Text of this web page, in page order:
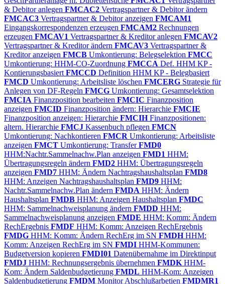
& Debitor anlegen FMCAC2 Vertragspartner & Debitor ändern
FMCAC3 Vertragspartner & Debitor anzeigen FMCAM1
Eingangskorrespondenzen erzeugen FMCAM2 Rechnungen
erzeugen FMCAV1 Vertragspartner & Kreditor anlegen FMCAV2
Vertragspartner & Kreditor ändern FMCAV3 Vertragspartner &
Kreditor anzeigen FMCB Umkontierung: Belegselektion FMCC
Umkontierung: HHM-CO-Zuordnung FMCCA Def. HHM KP -
Kontierungsbasiert FMCCD Definition HHM KP - Belegbasiert
FMCD Umkontierung: Arbeitsliste löschen FMCERG Strategie für
Anlegen von DF-Regeln FMCG Umkontierung: Gesamtselektion
FMCIA Finanzposition bearbeiten FMCIC Finanzposition
anzeigen FMCID Finanzposition ändern: Hierarchie FMCIE
Finanzposition anzeigen: Hierarchie FMCIHFinanzpositionen:
altern. Hierarchie FMCJ Kassenbuch pflegen FMCN
Umkontierung: Nachkontieren FMCR Umkontierung: Arbeitsliste
anzeigen FMCT Umkontierung: TransferFMD0
HHM:Nachtr.Sammelnachw.Plan anzeigen FMD1 HHM:
Übertragungsregeln ändern FMD2 HHM: Übertragungsregeln
anzeigen FMD7 HHM: Ändern Nachtragshaushaltsplan FMD8
HHM: Anzeigen Nachtragshaushaltsplan FMD9 HHM:
Nachtr.Sammelnachw.Plan ändern FMDA HHM: Ändern
Haushaltsplan FMDB HHM: Anzeigen Haushaltsplan FMDC
HHM: Sammelnachweisplanung ändern FMDD HHM:
Sammelnachweisplanung anzeigen FMDE HHM: Komm: Ändern
RechErgebnis FMDF HHM: Komm: Anzeigen RechErgebnis
FMDG HHM: Komm: Ändern RechErg im SN FMDHHHM:
Komm: Anzeigen RechErg im SN FMDI HHM-Kommunen:
Budgetversion kopieren FMDI01 Datenübernahme im Direktinput
FMDJ HHM: Rechnungsergebnis übernehmen FMDK HHM-
Kom: Ändern Saldenbudgetierung FMDL HHM-Kom: Anzeigen
Saldenbudgetierung FMDM Monitor Abschlußarbetien FMDMR1